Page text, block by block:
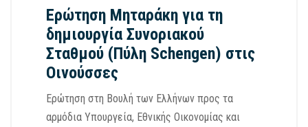
Ερώτηση Μηταράκη για τη
δημιουργία Συνοριακού
Σταθμού (Πύλη Schengen) στις
Οινούσσες
Ερώτηση στη Βουλή των Ελλήνων προς τα
αρμόδια Υπουργεία, Εθνικής Οικονομίας και